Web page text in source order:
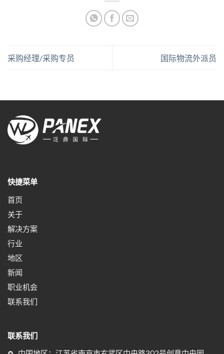
采购经理/采购专员 国际物流外派员
快捷菜单
首页
关于
解决方案
行业
地区
新闻
职业机会
联系我们
联系我们